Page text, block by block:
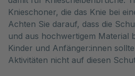
Knieschoner, die das Knie bei
Achten Sie darauf, dass die
und aus hochwertigem Material
Kinder und Anfänger:innen
Aktivitäten nicht auf diesen